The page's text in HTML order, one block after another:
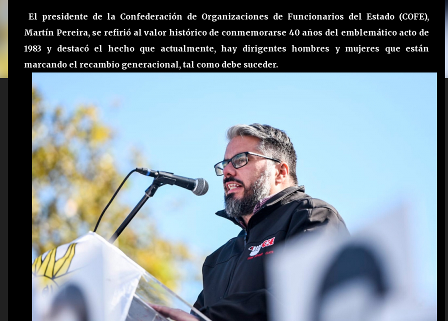
El presidente de la Confederación de Organizaciones de Funcionarios del Estado (COFE),
Martín Pereira, se refirió al valor histórico de conmemorarse 40 años del emblemático acto de
1983 y destacó el hecho que actualmente, hay dirigentes hombres y mujeres que están
marcando el recambio generacional, tal como debe suceder.